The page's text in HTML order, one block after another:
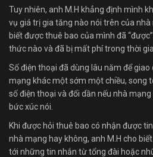
Tuy nhiên, anh M.H khẳng định mình
vụ giá trị gia tăng nào nói trên của
biết được thuê bao của mình đã
thức nào và đã bị mất phí trong thời
Số điện thoại đã dùng lâu năm để
mạng khác một sớm một chiều, song
số điện thoại và đổi dần nếu nhà mạng
bức xúc nói.
Khi được hỏi thuê bao có nhận được
nhà mạng hay không, anh M.H cho
tới những tin nhắn từ tổng đài hoặc